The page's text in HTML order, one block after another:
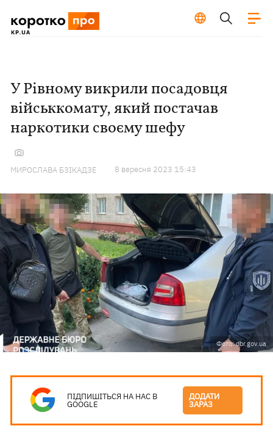
У Рівному викрили посадовця
військкомату, який постачав
наркотики своєму шефу
МИРОСЛАВА БЗІКАДЗЕ 8 вересня 2023 15:43
Фото: dbr.gov.ua
ПІДПИШІТЬСЯ НА НАС В
GOOGLE
ДОДАТИ
ЗАРАЗ